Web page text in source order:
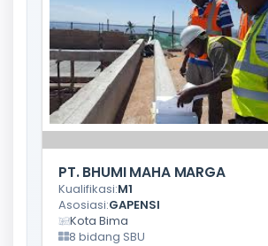
PT. BHUMI MAHA MARGA
Kualifikasi:M1
Asosiasi:GAPENSI
Kota Bima
8 bidang SBU